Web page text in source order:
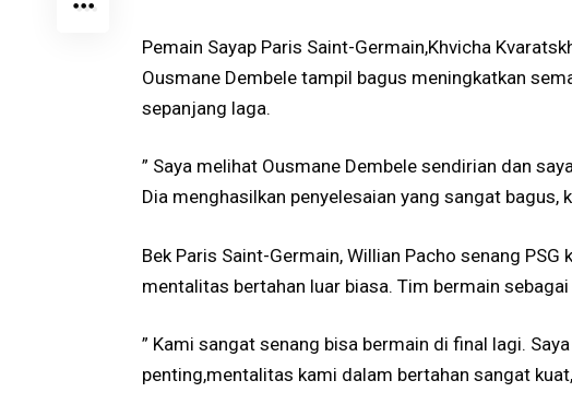
Pemain Sayap Paris Saint-Germain,Khvicha
Ousmane Dembele tampil bagus meningkatkan
sepanjang laga.
” Saya melihat Ousmane Dembele sendirian dan
Dia menghasilkan penyelesaian yang sangat bagus,
Bek Paris Saint-Germain, Willian Pacho senang
mentalitas bertahan luar biasa. Tim bermain
” Kami sangat senang bisa bermain di final lagi.
penting,mentalitas kami dalam bertahan sangat